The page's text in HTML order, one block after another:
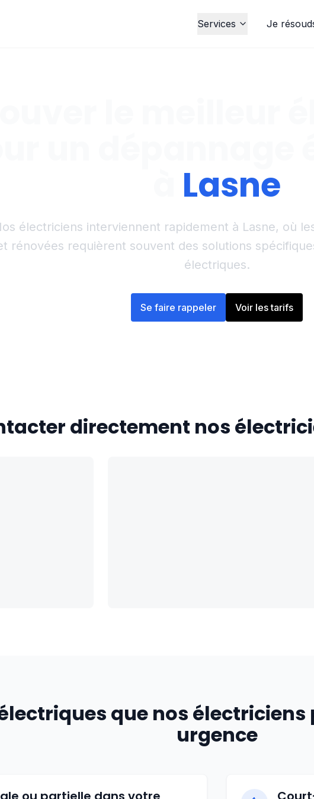
Services Je
Lasne
électriciens interviennent rapidement à Lasne, où
rénovées requièrent souvent des solutions
électriques.
Se faire rappeler Voir les tarifs
directement nos
que nos
urgence